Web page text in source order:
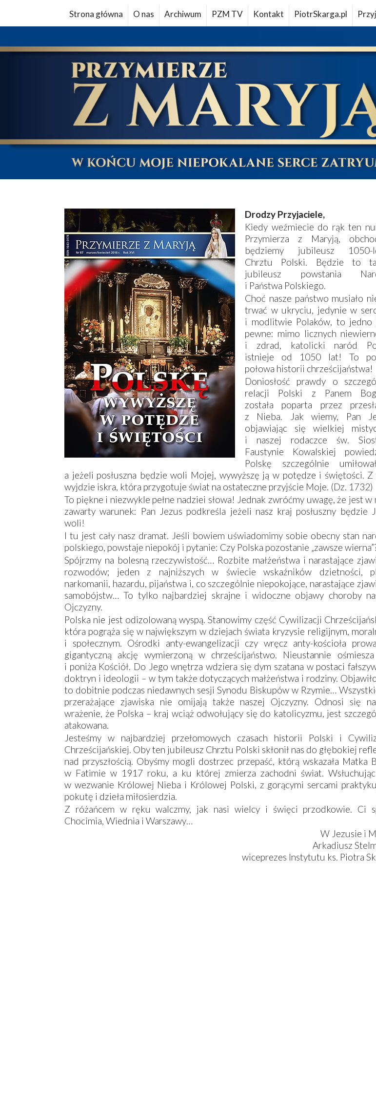
Strona główna O nas Archiwum PZM TV Kontakt PiotrSkarga.pl
Drodzy Przyjaciele,
Kiedy weźmiecie do rąk ten
Przymierza z Maryją,
będziemy jubileusz 1050-
Chrztu Polski. Będzie to
jubileusz powstania
i Państwa Polskiego.
Choć nasze państwo musiało
trwać w ukryciu, jedynie w
i modlitwie Polaków, to jedno
pewne: mimo licznych
i zdrad, katolicki naród
istnieje od 1050 lat! To
połowa historii chrześcijaństwa!
Doniosłość prawdy o
relacji Polski z Panem
została poparta przez
z Nieba. Jak wiemy, Pan
objawiając się wielkiej
i naszej rodaczce św.
Faustynie Kowalskiej
Polskę szczególnie
a jeżeli posłuszna będzie woli Mojej, wywyższę ją w potędze i świętości. Z
wyjdzie iskra, która przygotuje świat na ostateczne przyjście Moje. (Dz. 1732)
To piękne i niezwykle pełne nadziei słowa! Jednak zwróćmy uwagę, że jest w
zawarty warunek: Pan Jezus podkreśla jeżeli nasz kraj posłuszny będzie
woli!
I tu jest cały nasz dramat. Jeśli bowiem uświadomimy sobie obecny stan
polskiego, powstaje niepokój i pytanie: Czy Polska pozostanie „zawsze
Spójrzmy na bolesną rzeczywistość… Rozbite małżeństwa i narastające
rozwodów; jeden z najniższych w świecie wskaźników dzietności,
narkomanii, hazardu, pijaństwa i, co szczególnie niepokojące, narastające
samobójstw… To tylko najbardziej skrajne i widoczne objawy choroby
Ojczyzny.
Polska nie jest odizolowaną wyspą. Stanowimy część Cywilizacji
która pogrąża się w największym w dziejach świata kryzysie religijnym,
i społecznym. Ośrodki anty-ewangelizacji czy wręcz anty-kościoła
gigantyczną akcję wymierzoną w chrześcijaństwo. Nieustannie
i poniża Kościół. Do Jego wnętrza wdziera się dym szatana w postaci
doktryn i ideologii – w tym także dotyczących małżeństwa i rodziny.
to dobitnie podczas niedawnych sesji Synodu Biskupów w Rzymie…
przerażające zjawiska nie omijają także naszej Ojczyzny. Odnosi się
wrażenie, że Polska – kraj wciąż odwołujący się do katolicyzmu, jest
atakowana.
Jesteśmy w najbardziej przełomowych czasach historii Polski i
Chrześcijańskiej. Oby ten jubileusz Chrztu Polski skłonił nas do głębokiej
nad przyszłością. Obyśmy mogli dostrzec przepaść, którą wskazała Matka
w Fatimie w 1917 roku, a ku której zmierza zachodni świat.
w wezwanie Królowej Nieba i Królowej Polski, z gorącymi sercami
pokutę i dzieła miłosierdzia.
Z różańcem w ręku walczmy, jak nasi wielcy i święci przodkowie. Ci
Chocimia, Wiednia i Warszawy…
W Jezusie i
Arkadiusz
wiceprezes Instytutu ks. Piotra